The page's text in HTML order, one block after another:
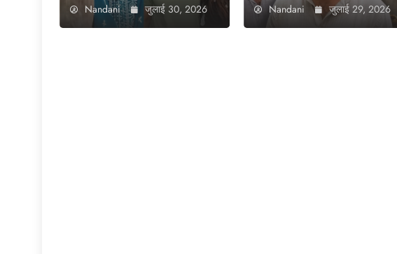
Nandani जुलाई 30, 2026 Nandani जुलाई 29, 2026